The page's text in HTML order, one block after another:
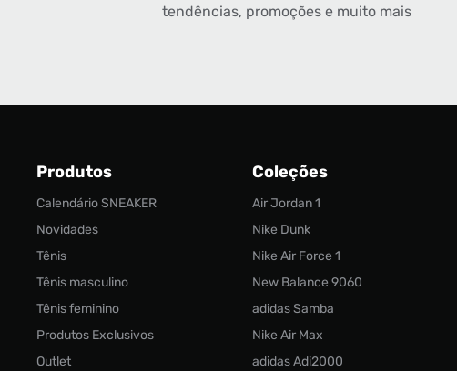
tendências, promoções e muito mais
Produtos
Calendário SNEAKER
Novidades
Tênis
Tênis masculino
Tênis feminino
Produtos Exclusivos
Outlet
Coleções
Air Jordan 1
Nike Dunk
Nike Air Force 1
New Balance 9060
adidas Samba
Nike Air Max
adidas Adi2000